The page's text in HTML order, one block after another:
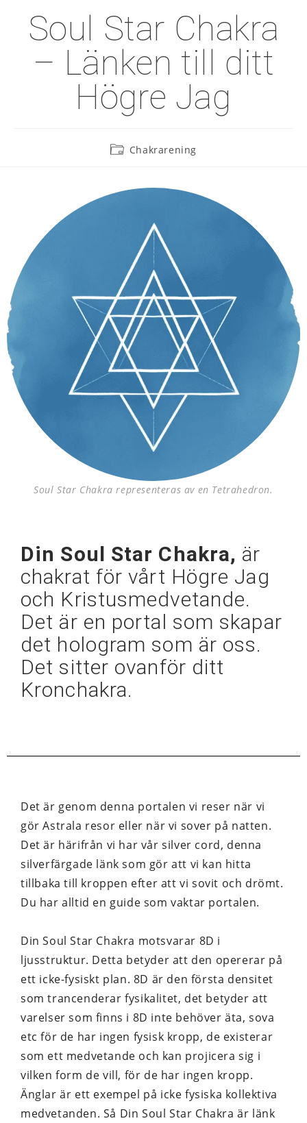
Soul Star Chakra
– Länken till ditt
Högre Jag
Chakrarening
Soul Star Chakra representeras av en Tetrahedron.
Din Soul Star Chakra, är
chakrat för vårt Högre Jag
och Kristusmedvetande.
Det är en portal som skapar
det hologram som är oss.
Det sitter ovanför ditt
Kronchakra.
Det är genom denna portalen vi reser när vi
gör Astrala resor eller när vi sover på natten.
Det är härifrån vi har vår silver cord, denna
silverfärgade länk som gör att vi kan hitta
tillbaka till kroppen efter att vi sovit och drömt.
Du har alltid en guide som vaktar portalen.
Din Soul Star Chakra motsvarar 8D i
ljusstruktur. Detta betyder att den opererar på
ett icke-fysiskt plan. 8D är den första densitet
som trancenderar fysikalitet, det betyder att
varelser som finns i 8D inte behöver äta, sova
etc för de har ingen fysisk kropp, de existerar
som ett medvetande och kan projicera sig i
vilken form de vill, för de har ingen kropp.
Änglar är ett exempel på icke fysiska kollektiva
medvetanden. Så Din Soul Star Chakra är länk